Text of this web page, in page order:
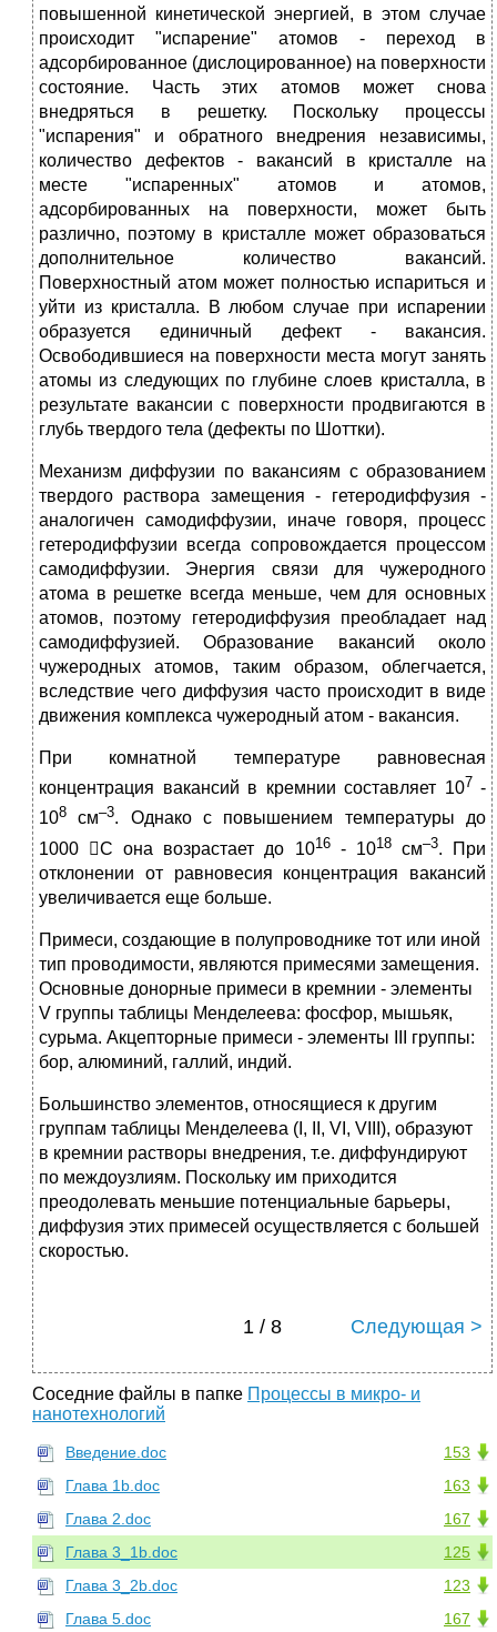
повышенной кинетической энергией, в этом случае
происходит "испарение" атомов - переход в
адсорбированное (дислоцированное) на поверхности
состояние. Часть этих атомов может снова
внедряться в решетку. Поскольку процессы
"испарения" и обратного внедрения независимы,
количество дефектов - вакансий в кристалле на
месте "испаренных" атомов и атомов,
адсорбированных на поверхности, может быть
различно, поэтому в кристалле может образоваться
дополнительное количество вакансий.
Поверхностный атом может полностью испариться и
уйти из кристалла. В любом случае при испарении
образуется единичный дефект - вакансия.
Освободившиеся на поверхности места могут занять
атомы из следующих по глубине слоев кристалла, в
результате вакансии с поверхности продвигаются в
глубь твердого тела (дефекты по Шоттки).
Механизм диффузии по вакансиям с образованием
твердого раствора замещения - гетеродиффузия -
аналогичен самодиффузии, иначе говоря, процесс
гетеродиффузии всегда сопровождается процессом
самодиффузии. Энергия связи для чужеродного
атома в решетке всегда меньше, чем для основных
атомов, поэтому гетеродиффузия преобладает над
самодиффузией. Образование вакансий около
чужеродных атомов, таким образом, облегчается,
вследствие чего диффузия часто происходит в виде
движения комплекса чужеродный атом - вакансия.
При комнатной температуре равновесная
концентрация вакансий в кремнии составляет 107 -
108 см–3. Однако с повышением температуры до
1000 С она возрастает до 1016- 1018см–3. При
отклонении от равновесия концентрация вакансий
увеличивается еще больше.
Примеси, создающие в полупроводнике тот или иной
тип проводимости, являются примесями замещения.
Основные донорные примеси в кремнии - элементы
V группы таблицы Менделеева: фосфор, мышьяк,
сурьма. Акцепторные примеси - элементы III группы:
бор, алюминий, галлий, индий.
Большинство элементов, относящиеся к другим
группам таблицы Менделеева (I, II, VI, VIII), образуют
в кремнии растворы внедрения, т.е. диффундируют
по междоузлиям. Поскольку им приходится
преодолевать меньшие потенциальные барьеры,
диффузия этих примесей осуществляется с большей
скоростью.
1 / 8 Следующая >
Соседние файлы в папке Процессы в микро- и
нанотехнологий
153
Введение.doc
163
Глава 1b.doc
167
Глава 2.doc
125
Глава 3_1b.doc
123
Глава 3_2b.doc
167
Глава 5.doc